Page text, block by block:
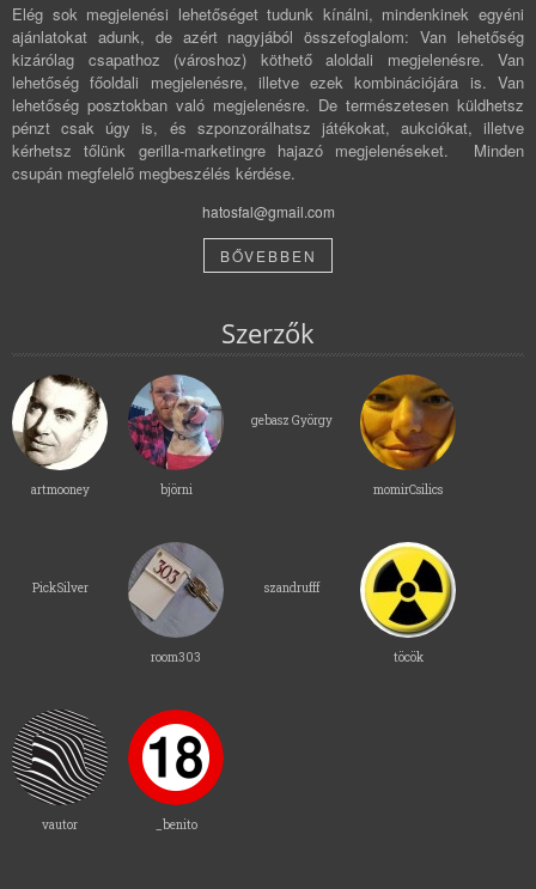
Elég sok megjelenési lehetőséget tudunk kínálni, mindenkinek egyéni
ajánlatokat adunk, de azért nagyjából összefoglalom: Van lehetőség
kizárólag csapathoz (városhoz) köthető aloldali megjelenésre. Van
lehetőség főoldali megjelenésre, illetve ezek kombinációjára is. Van
lehetőség posztokban való megjelenésre. De természetesen küldhetsz
pénzt csak úgy is, és szponzorálhatsz játékokat, aukciókat, illetve
kérhetsz tőlünk gerilla-marketingre hajazó megjelenéseket. Minden
csupán megfelelő megbeszélés kérdése.
hatosfal@gmail.com
BŐVEBBEN
Szerzők
artmooney björni
gebasz György
momirCsilics
PickSilver
room303
szandrufff
töcök
vautor _benito